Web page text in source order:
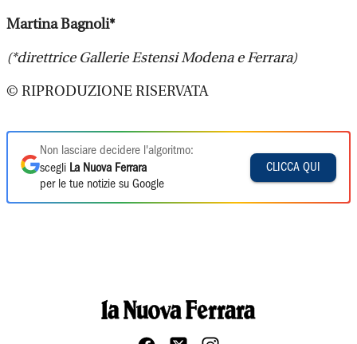
Martina Bagnoli*
(*direttrice Gallerie Estensi Modena e Ferrara)
© RIPRODUZIONE RISERVATA
Non lasciare decidere l'algoritmo:
scegli La Nuova Ferrara
per le tue notizie su Google
CLICCA QUI